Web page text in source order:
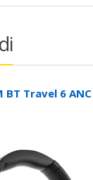
BT Travel 6